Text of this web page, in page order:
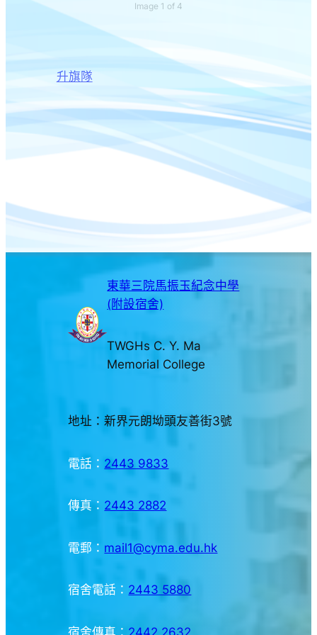
Image 1 of 4
升旗隊
東華三院馬振玉紀念中學
(附設宿舍)
TWGHs C. Y. Ma
Memorial College
地址：新界元朗坳頭友善街3號
電話： 2443 9833
傳真： 2443 2882
電郵： mail1@cyma.edu.hk
宿舍電話： 2443 5880
宿舍傳真： 2442 2632